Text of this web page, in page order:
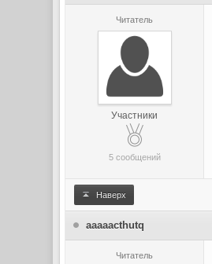
Читатель
Участники
5 сообщений
Наверх
aaaaacthutq
Читатель